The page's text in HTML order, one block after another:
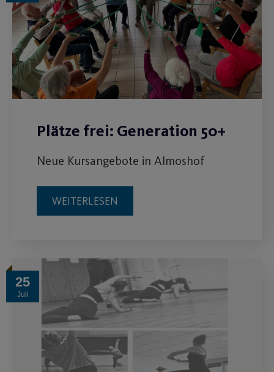
Plätze frei: Generation 50+
Neue Kursangebote in Almoshof
WEITERLESEN
25
Juli